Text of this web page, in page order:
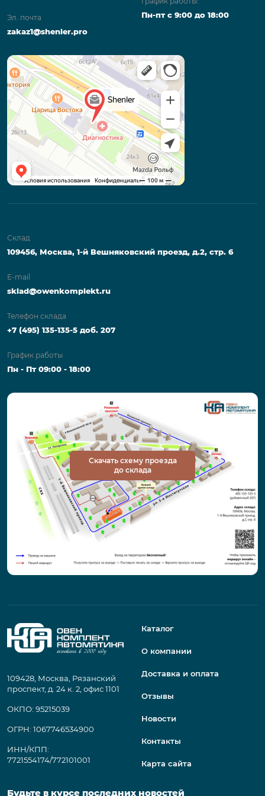
Эл. почта
zakaz1@shenler.pro
Пн-пт с 9:00 до 18:00
Склад
109456, Москва, 1-й Вешняковский проезд, д.2, стр. 6
E-mail
sklad@owenkomplekt.ru
Телефон склада
+7 (495) 135-135-5 доб. 207
График работы
Пн - Пт 09:00 - 18:00
Скачать схему проезда
до склада
109428, Москва, Рязанский
проспект, д. 24 к. 2, офис 1101
ОКПО: 95215039
ОГРН: 1067746534900
ИНН/КПП:
7721554174/772101001
Каталог
О компании
Доставка и оплата
Отзывы
Новости
Контакты
Карта сайта
Будьте в курсе последних новостей